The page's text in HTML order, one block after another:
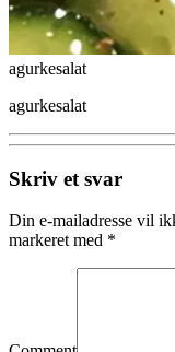
agurkesalat
agurkesalat
Skriv et svar
Din e-mailadresse vil
markeret med *